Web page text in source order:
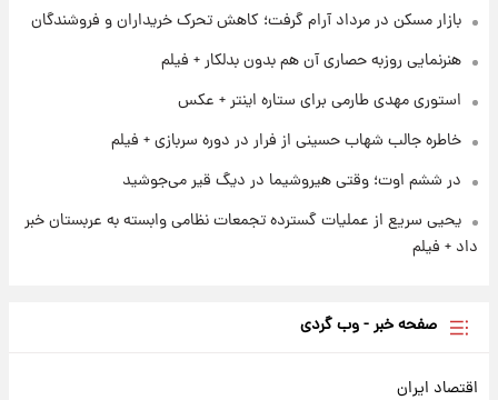
۱ روز پیش
بازار مسکن در مرداد آرام گرفت؛ کاهش تحرک خریداران و فروشندگان
هنرنمایی روزبه حصاری آن هم بدون بدلکار + فیلم
استوری مهدی طارمی برای ستاره اینتر + عکس
خاطره جالب شهاب حسینی از فرار در دوره سربازی + فیلم
در ششم اوت؛ وقتی هیروشیما در دیگ قیر می‌جوشید
یحیی سریع از عملیات گسترده تجمعات نظامی وابسته به عربستان خبر
داد + فیلم
صفحه خبر - وب گردی
اقتصاد ایران